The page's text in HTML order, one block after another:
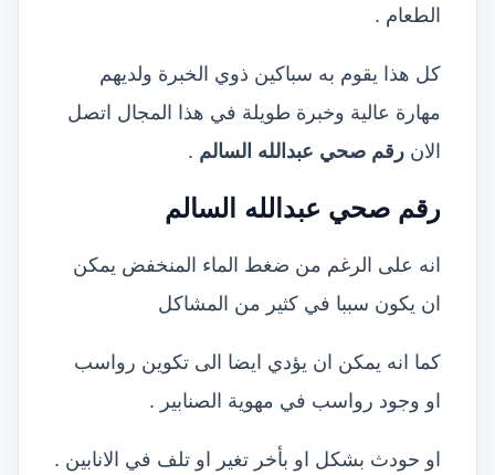
الطعام .
كل هذا يقوم به سباكين ذوي الخبرة ولديهم
مهارة عالية وخبرة طويلة في هذا المجال اتصل
الان رقم صحي عبدالله السالم .
رقم صحي عبدالله السالم
انه على الرغم من ضغط الماء المنخفض يمكن
ان يكون سببا في كثير من المشاكل
كما انه يمكن ان يؤدي ايضا الى تكوين رواسب
او وجود رواسب في مهوية الصنابير .
او حودث بشكل او بأخر تغير او تلف في الانابين .